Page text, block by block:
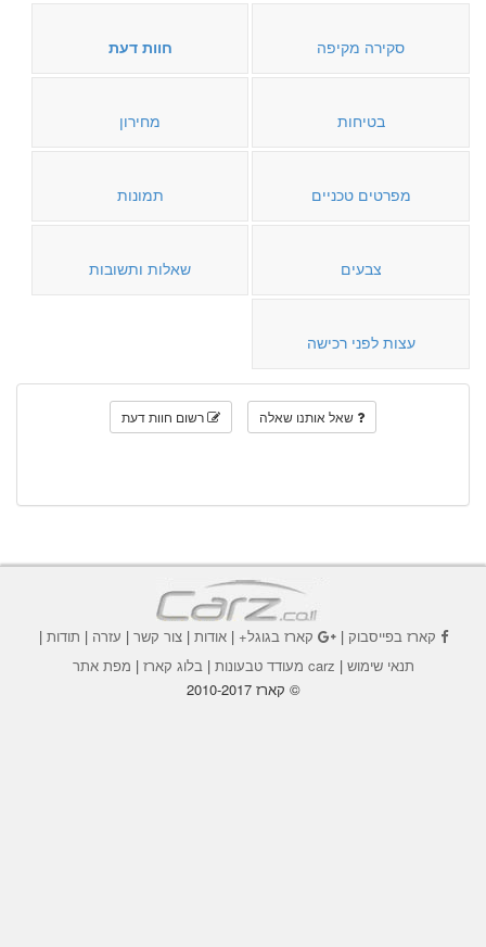
סקירה מקיפה חוות דעת
בטיחות מחירון
מפרטים טכניים תמונות
צבעים שאלות ותשובות
עצות לפני רכישה
שאל אותנו שאלה רשום חוות דעת
קארז בפייסבוק| קארז בגוגל+|אודות |צור קשר | עזרה | תודות |
תנאי שימוש | carz מעודד טבעונות | בלוג קארז | מפת אתר
© קארז 2010-2017